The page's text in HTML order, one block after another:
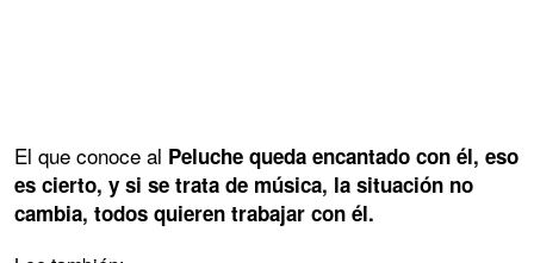
El que conoce al Peluche queda encantado con él, eso
es cierto, y si se trata de música, la situación no
cambia, todos quieren trabajar con él.